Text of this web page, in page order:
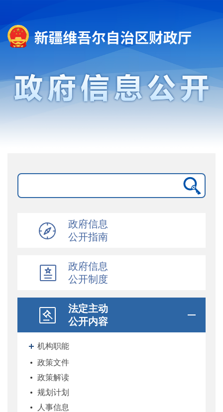
政府信息
公开指南
政府信息
公开制度
法定主动
公开内容
机构职能
政策文件
政策解读
规划计划
人事信息